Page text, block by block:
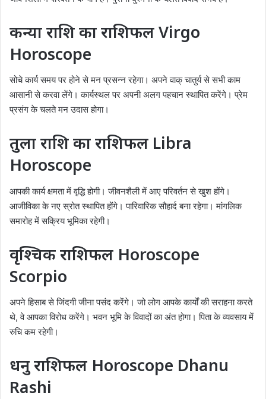
कन्या राशि का राशिफल Virgo
Horoscope
सोचे कार्य समय पर होने से मन प्रसन्न रहेगा। अपने वाक् चातुर्य से सभी काम
आसानी से करवा लेंगे। कार्यस्थल पर अपनी अलग पहचान स्थापित करेंगे। प्रेम
प्रसंग के चलते मन उदास होगा।
तुला राशि का राशिफल Libra
Horoscope
आपकी कार्य क्षमता में वृद्धि होगी। जीवनशैली में आए परिवर्तन से खुश होंगे।
आजीविका के नए स्रोत स्थापित होंगे। पारिवारिक सौहार्द बना रहेगा। मांगलिक
समारोह में सक्रिय भूमिका रहेगी।
वृश्चिक राशिफल Horoscope
Scorpio
अपने हिसाब से जिंदगी जीना पसंद करेंगे। जो लोग आपके कार्यों की सराहना करते
थे, वे आपका विरोध करेंगे। भवन भूमि के विवादों का अंत होगा। पिता के व्यवसाय में
रुचि कम रहेगी।
धनु राशिफल Horoscope Dhanu
Rashi